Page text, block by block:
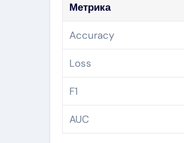
Метрика
Accuracy
Loss
F1
AUC